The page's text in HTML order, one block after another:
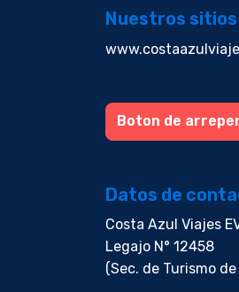
Nuestros sitios
Boton de
Datos de
Costa Azul Viajes
Legajo N° 12458
(Sec. de Turismo